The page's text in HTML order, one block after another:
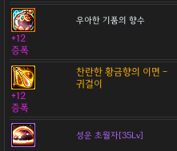
우아한 기품의 향수
+12
증폭
찬란한 황금향의 이면 -
귀걸이
+12
증폭
성운 초월자[35Lv]